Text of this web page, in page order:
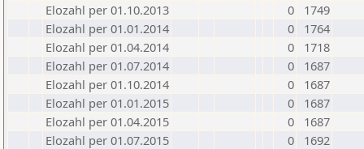
Elozahl per 01.10.2013
0
1749
Elozahl per 01.01.2014
0
1764
Elozahl per 01.04.2014
0
1718
Elozahl per 01.07.2014
0
1687
Elozahl per 01.10.2014
0
1687
Elozahl per 01.01.2015
0
1687
Elozahl per 01.04.2015
0
1687
Elozahl per 01.07.2015
0
1692